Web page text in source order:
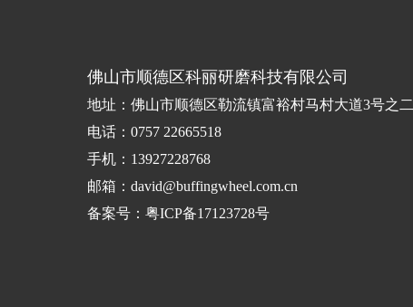
佛山市顺德区科丽研磨科技有限公司
地址：佛山市顺德区勒流镇富裕村马村大道3号之二
电话：0757 22665518
手机：13927228768
邮箱：david@buffingwheel.com.cn
备案号： 粤ICP备17123728号